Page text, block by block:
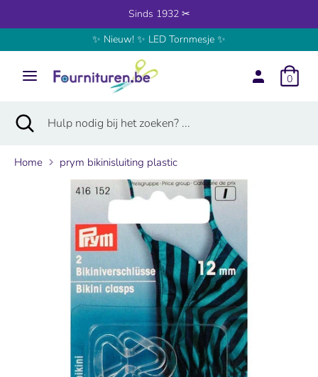
naar
Sinds 1932 ✂
✨ Nieuw! ✨ LED Tornmesje ✨
0
nodig
zoeken?
Zoeken Hulp
het
zoeken?
Zoekopdracht
sluiten
Home prym bikinisluiting plastic